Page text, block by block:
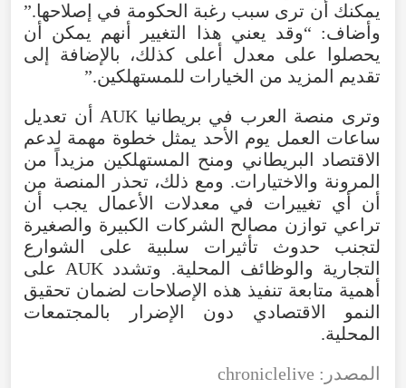
يمكنك أن ترى سبب رغبة الحكومة في إصلاحها.”
وأضاف: “وقد يعني هذا التغيير أنهم يمكن أن
يحصلوا على معدل أعلى كذلك، بالإضافة إلى
تقديم المزيد من الخيارات للمستهلكين.”
وترى منصة العرب في بريطانيا AUK أن تعديل
ساعات العمل يوم الأحد يمثل خطوة مهمة لدعم
الاقتصاد البريطاني ومنح المستهلكين مزيداً من
المرونة والاختيارات. ومع ذلك، تحذر المنصة من
أن أي تغييرات في معدلات الأعمال يجب أن
تراعي توازن مصالح الشركات الكبيرة والصغيرة
لتجنب حدوث تأثيرات سلبية على الشوارع
التجارية والوظائف المحلية. وتشدد AUK على
أهمية متابعة تنفيذ هذه الإصلاحات لضمان تحقيق
النمو الاقتصادي دون الإضرار بالمجتمعات
المحلية.
المصدر: chroniclelive